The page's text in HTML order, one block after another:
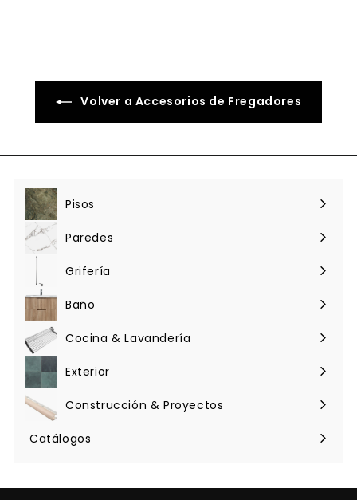
Volver a Accesorios de Fregadores
Pisos
Expandir
menú Paredes
Expandir
Grifería
Expandir
menú Baño
Expandir
menú Cocina & Lavandería
Expandir
Exterior
Expandir
menú Construcción & Proyectos
Expandir
menú
Catálogos